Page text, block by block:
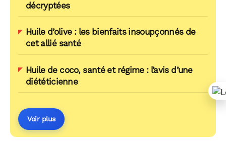
décryptées
Huile d’olive : les bienfaits insoupçonnés de
cet allié santé
Huile de coco, santé et régime : l’avis d’une
diététicienne
Voir plus